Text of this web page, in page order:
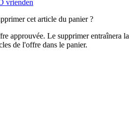
vrienden
cet article du panier ?
approuvée. Le supprimer entraînera la
de l'offre dans le panier.